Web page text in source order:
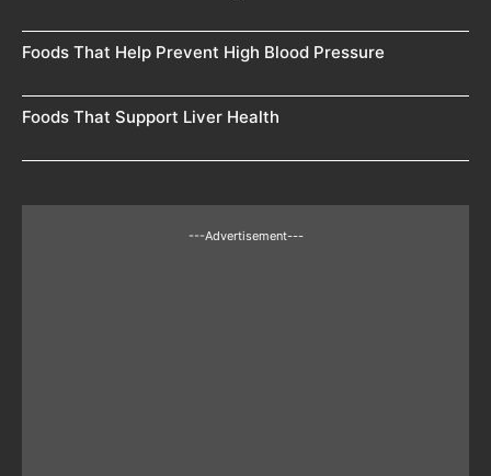
Foods That Help Prevent High Blood Pressure
Foods That Support Liver Health
---Advertisement---